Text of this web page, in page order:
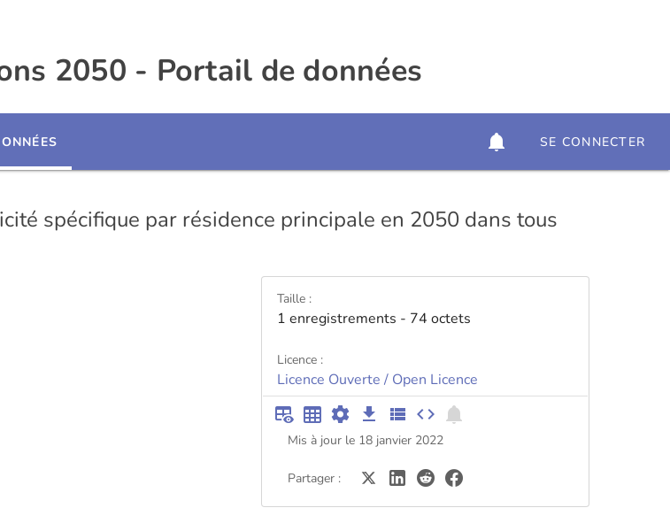
2050 - Portail de données
SE CONNECTER
spécifique par résidence principale en 2050 dans tous
Taille :
1 enregistrements - 74 octets
Licence :
Licence Ouverte / Open Licence
Mis à jour le 18 janvier 2022
Partager :